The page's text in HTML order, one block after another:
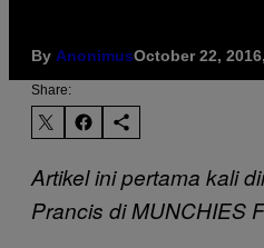
By AnonimusOctober 22,
Share:
Artikel ini pertama kali
Prancis di MUNCHIES